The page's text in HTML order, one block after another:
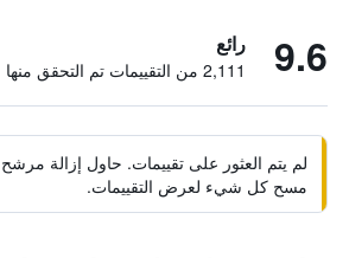
9.6 رائع
2,111 من التقييمات تم التحقق منها
لم يتم العثور على تقييمات. حاول إزالة مرشح
مسح كل شيء لعرض التقييمات.